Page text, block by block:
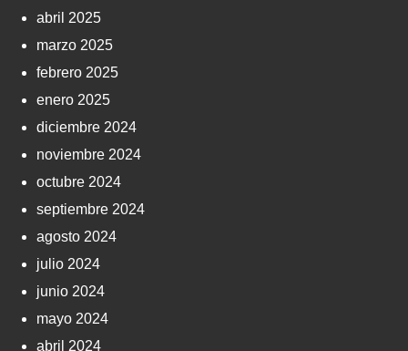
abril 2025
marzo 2025
febrero 2025
enero 2025
diciembre 2024
noviembre 2024
octubre 2024
septiembre 2024
agosto 2024
julio 2024
junio 2024
mayo 2024
abril 2024